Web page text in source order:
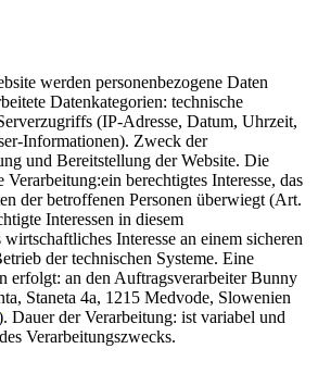
werden personenbezogene Daten
Datenkategorien: technische
(IP-Adresse, Datum, Uhrzeit,
Informationen). Zweck der
und Bereitstellung der Website. Die
berechtigtes Interesse, das
der betroffenen Personen überwiegt (Art.
Interessen in diesem
wirtschaftliches Interesse an einem sicheren
der technischen Systeme. Eine
erfolgt: an den Auftragsverarbeiter Bunny
Staneta 4a, 1215 Medvode, Slowenien
Dauer der Verarbeitung: ist variabel und
Verarbeitungszwecks.